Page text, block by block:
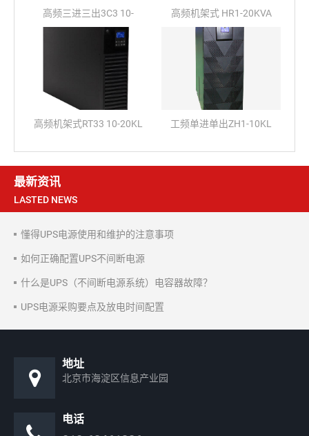
高频三进三出3C3 10- 高频机架式 HR1-20KVA
高频机架式RT33 10-20KL 工频单进单出ZH1-10KL
最新资讯
LASTED NEWS
懂得UPS电源使用和维护的注意事项
如何正确配置UPS不间断电源
什么是UPS（不间断电源系统）电容器故障？
UPS电源采购要点及放电时间配置
地址
北京市海淀区信息产业园
电话